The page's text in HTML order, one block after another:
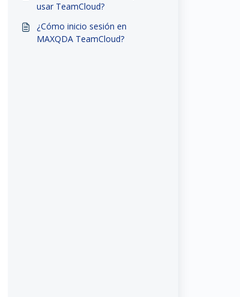
usar TeamCloud?
¿Cómo inicio sesión en
MAXQDA TeamCloud?